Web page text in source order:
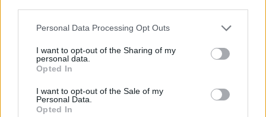
Personal Data Processing Opt Outs
I want to opt-out of the Sharing of my
personal data.
Opted In
I want to opt-out of the Sale of my
Personal Data.
Opted In
România pe Primul Loc (Ponta)
Altul
Arhiva sondajelor